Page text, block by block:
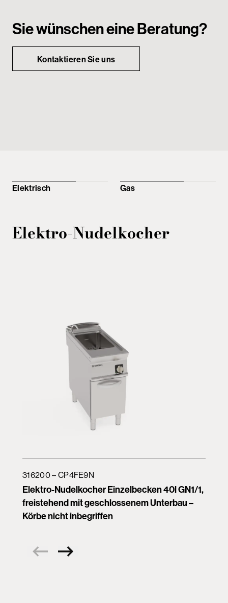
Sie wünschen eine Beratung?
Kontaktieren Sie uns
Elektrisch Gas
Elektro-Nudelkocher
Elektro-Nudelkocher Einzelbecken 40l GN1/1,
freistehend mit geschlossenem Unterbau –
Körbe nicht inbegriffen
316200 – CP4FE9N